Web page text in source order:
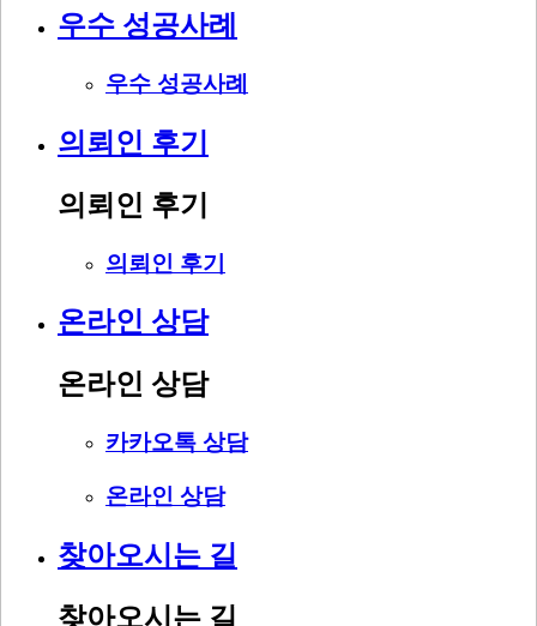
우수 성공사례
우수 성공사례
의뢰인 후기
의뢰인 후기
의뢰인 후기
온라인 상담
온라인 상담
카카오톡 상담
온라인 상담
찾아오시는 길
찾아오시는 길